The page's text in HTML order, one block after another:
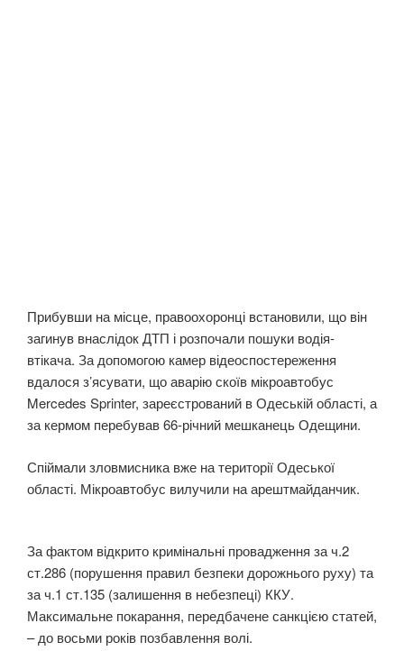
Прибувши на місце, правоохоронці встановили, що він
загинув внаслідок ДТП і розпочали пошуки водія-
втікача. За допомогою камер відеоспостереження
вдалося з’ясувати, що аварію скоїв мікроавтобус
Mercedes Sprinter, зареєстрований в Одеській області, а
за кермом перебував 66-річний мешканець Одещини.
Спіймали зловмисника вже на території Одеської
області. Мікроавтобус вилучили на арештмайданчик.
За фактом відкрито кримінальні провадження за ч.2
ст.286 (порушення правил безпеки дорожнього руху) та
за ч.1 ст.135 (залишення в небезпеці) ККУ.
Максимальне покарання, передбачене санкцією статей,
– до восьми років позбавлення волі.